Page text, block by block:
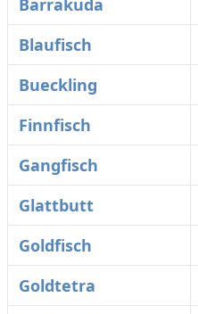
Barrakuda
Blaufisch
Bueckling
Finnfisch
Gangfisch
Glattbutt
Goldfisch
Goldtetra